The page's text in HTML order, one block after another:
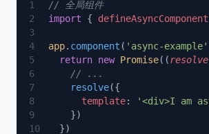
import { defineAsyncComponent
app. component ( 'async-example'
  return
new Promise((resolve
    resolve
      template
: